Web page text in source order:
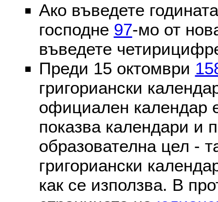
Ако въведете
господне 97-мо от
въведете
Преди 15 октомври
григориански
официален календар
показва календари и
образователна цел -
григориански
как се използва. В